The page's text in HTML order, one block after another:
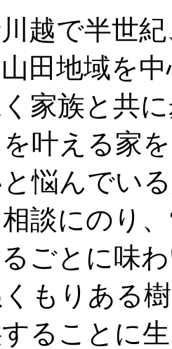
越で半世
田地域を
家族と共
叶える家
悩んでい
談にのり
ごとに味
もりある
ることに